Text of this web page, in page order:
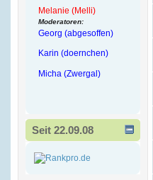
Melanie (Melli)
Moderatoren:
Georg (abgesoffen)
Karin (doernchen)
Micha (Zwergal)
Seit 22.09.08